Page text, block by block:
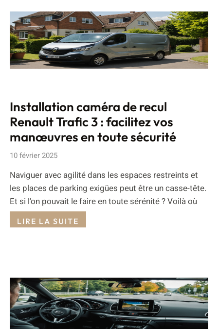
Installation caméra de recul
Renault Trafic 3 : facilitez vos
manœuvres en toute sécurité
10 février 2025
Naviguer avec agilité dans les espaces restreints et
les places de parking exigües peut être un casse-tête.
Et si l’on pouvait le faire en toute sérénité ? Voilà où
LIRE LA SUITE